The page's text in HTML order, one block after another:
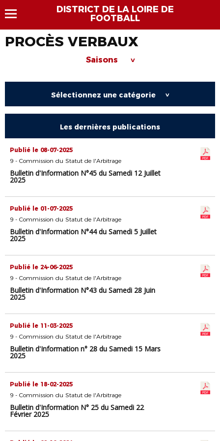
DISTRICT DE LA LOIRE DE
FOOTBALL
PROCÈS VERBAUX
Saisons >
Sélectionnez une catégorie >
Les dernières publications
Publié le 08-07-2025
9 - Commission du Statut de l'Arbitrage
Bulletin d'Information N°45 du Samedi 12 Juillet
2025
Publié le 01-07-2025
9 - Commission du Statut de l'Arbitrage
Bulletin d'Information N°44 du Samedi 5 Juillet
2025
Publié le 24-06-2025
9 - Commission du Statut de l'Arbitrage
Bulletin d'Information N°43 du Samedi 28 Juin
2025
Publié le 11-03-2025
9 - Commission du Statut de l'Arbitrage
Bulletin d'Information n° 28 du Samedi 15 Mars
2025
Publié le 18-02-2025
9 - Commission du Statut de l'Arbitrage
Bulletin d'Information N° 25 du Samedi 22
Février 2025